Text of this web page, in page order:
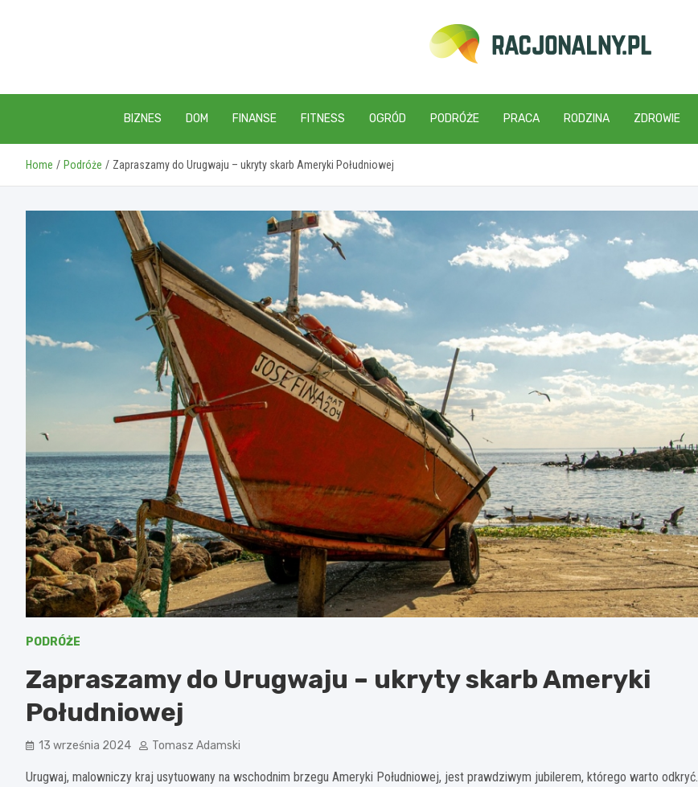
racjonalny.pl
BIZNES DOM FINANSE FITNESS OGRÓD PODRÓŻE PRACA RODZINA ZDROWIE
Home Podróże Zapraszamy do Urugwaju – ukryty skarb Ameryki Południowej
PODRÓŻE
Zapraszamy do Urugwaju – ukryty skarb Ameryki
Południowej
13 września 2024 Tomasz Adamski
Urugwaj, malowniczy kraj usytuowany na wschodnim brzegu Ameryki Południowej, jest prawdziwym jubilerem, którego warto odkryć.